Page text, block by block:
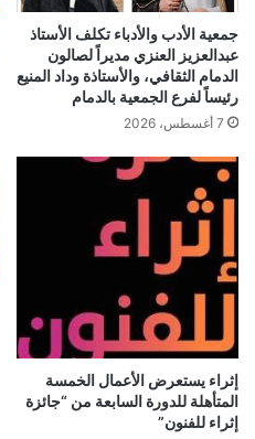
جمعية الأدب والأدباء تكلف الأستاذ
عبدالعزيز العنزي مديراً لصالون
الدمام الثقافي، والأستاذة وداد المنيع
رئيساً لفرع الجمعية بالدمام
7 أغسطس، 2026
إثراء يستعرض الأعمال الخمسة
المتأهلة للدورة السابعة من “جائزة
إثراء للفنون”